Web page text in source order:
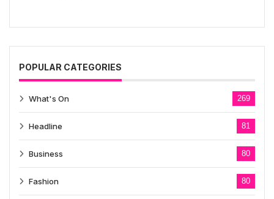
POPULAR CATEGORIES
What's On 269
Headline 81
Business 80
Fashion 80